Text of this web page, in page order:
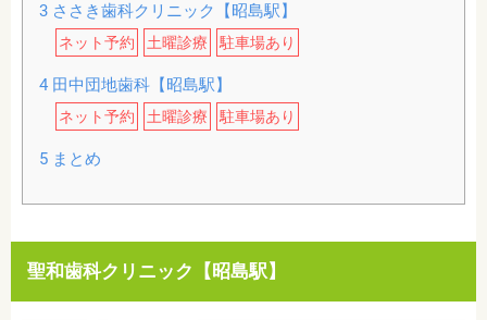
3ささき歯科クリニック【昭島駅】
ネット予約 土曜診療 駐車場あり
4田中団地歯科【昭島駅】
ネット予約 土曜診療 駐車場あり
5まとめ
聖和歯科クリニック【昭島駅】